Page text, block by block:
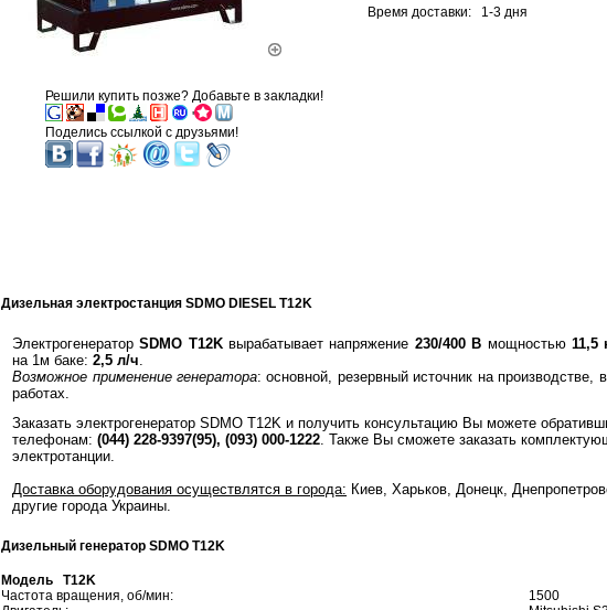
Решили купить позже? Добавьте в закладки!
'
Поделись ссылкой с друзьями!
Время доставки: 1-3 дня
Дизельная электростанцияSDMO DIESEL T12K
ЭлeктpoгeнepaтоpSDMO T12Kвырабатывает напряжение 230/400 В мощностью 11,5
на 1м баке:2,5 л/ч.
Возможное применение генератора: основной, резервный источник на производстве,
работах.
Заказать электрогенератор SDMO T12K и получить консультацию Вы можете
телефонам:(044) 228-9397(95), (093) 000-1222. Также Вы сможете заказать
элeктpотaнции.
Доставка оборудования осуществлятся в города: Киев, Харьков, Донецк,
другие города Украины.
Дизельный генератор SDMO T12K
Модель T12K
Частота вращения, об/мин:
1500